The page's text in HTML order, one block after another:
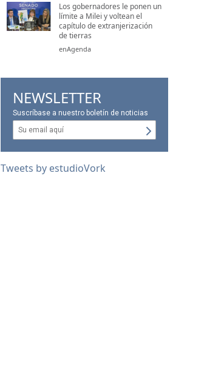
Los gobernadores le ponen un
límite a Milei y voltean el
capítulo de extranjerización
de tierras
enAgenda
NEWSLETTER
Suscríbase a nuestro boletín de noticias
Tweets by estudioVork